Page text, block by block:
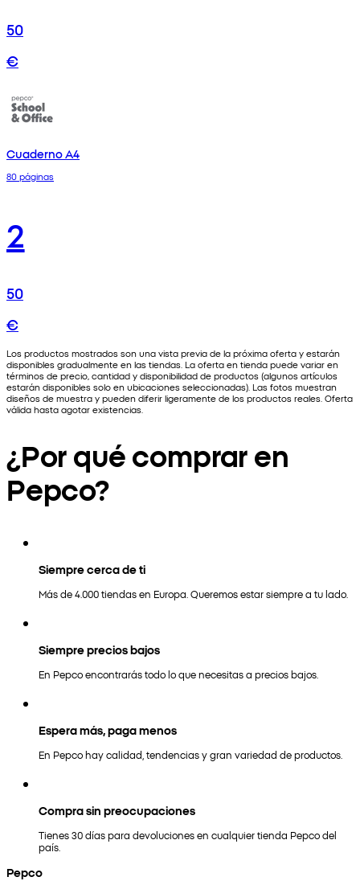
50
€
Cuaderno A4
80 páginas
2
50
€
Los productos mostrados son una vista previa de la próxima oferta y estarán
disponibles gradualmente en las tiendas. La oferta en tienda puede variar en
términos de precio, cantidad y disponibilidad de productos (algunos artículos
estarán disponibles solo en ubicaciones seleccionadas). Las fotos muestran
diseños de muestra y pueden diferir ligeramente de los productos reales. Oferta
válida hasta agotar existencias.
¿Por qué comprar en
Pepco?
Siempre cerca de ti
Más de 4.000 tiendas en Europa. Queremos estar siempre a tu lado.
Siempre precios bajos
En Pepco encontrarás todo lo que necesitas a precios bajos.
Espera más, paga menos
En Pepco hay calidad, tendencias y gran variedad de productos.
Compra sin preocupaciones
Tienes 30 días para devoluciones en cualquier tienda Pepco del
país.
Pepco